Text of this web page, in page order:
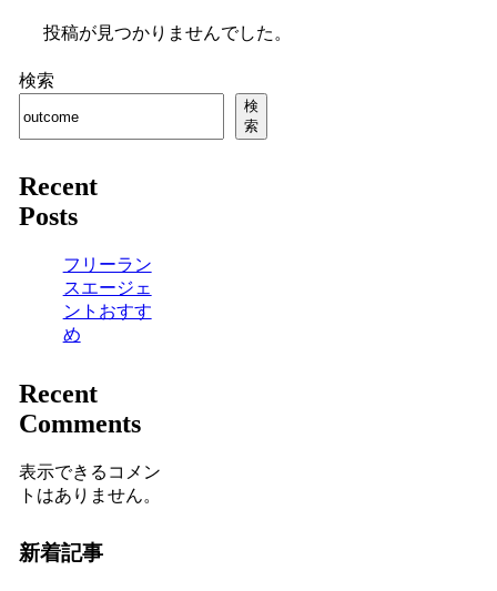
投稿が見つかりませんでした。
検索
検
索
Recent
Posts
フリーラン
スエージェ
ントおすす
め
Recent
Comments
表示できるコメン
トはありません。
新着記事